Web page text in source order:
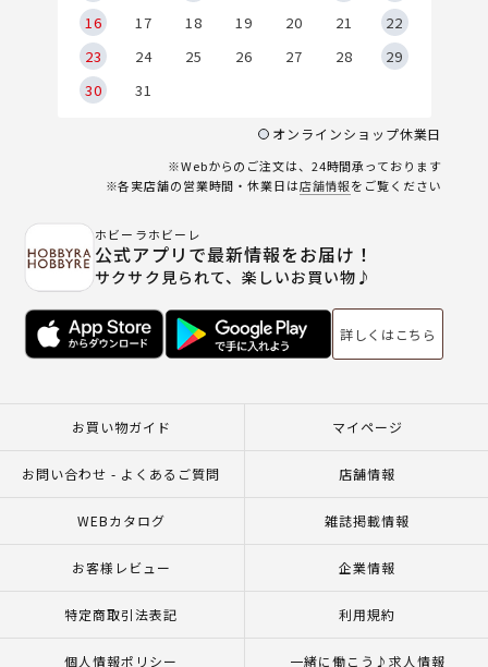
16
17 18 19 20 21
22
23
24 25 26 27 28
29
30
31
オンラインショップ休業日
※Webからのご注文は、24時間承っております
※各実店舗の営業時間・休業日は店舗情報をご覧ください
ホビーラホビーレ
公式アプリで最新情報をお届け！
サクサク見られて、楽しいお買い物♪
詳しくはこちら
お買い物ガイド マイページ
お問い合わせ - よくあるご質問 店舗情報
WEBカタログ 雑誌掲載情報
お客様レビュー 企業情報
特定商取引法表記 利用規約
個人情報ポリシー 一緒に働こう♪求人情報